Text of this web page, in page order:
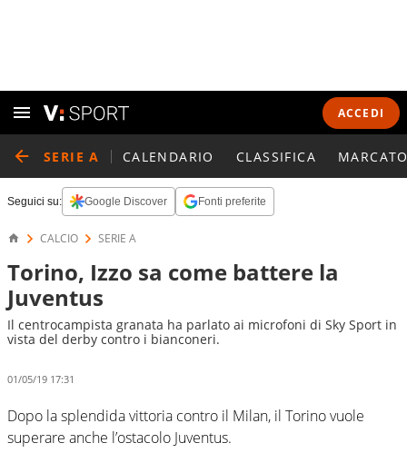
ACCEDI
SERIE A CALENDARIO CLASSIFICA
Seguici su: Google Discover Fonti preferite
CALCIO SERIE A
Torino, Izzo sa come battere la
Juventus
Il centrocampista granata ha parlato ai microfoni di Sky Sport in
vista del derby contro i bianconeri.
01/05/19 17:31
Dopo la splendida vittoria contro il Milan, il Torino vuole
superare anche l’ostacolo Juventus.